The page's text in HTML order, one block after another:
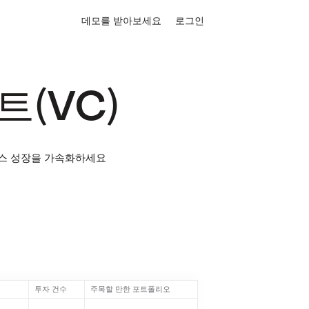
데모를 받아보세요 로그인
(VC)
성장을 가속화하세요
투자 건수 주목할 만한 포트폴리오